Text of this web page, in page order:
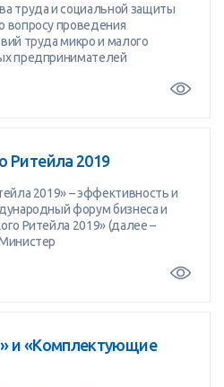
труда и социальной защиты
вопросу проведения
труда микро и малого
предпринимателей
Ритейла 2019
2019» – эффективность и
форум бизнеса и
Ритейла 2019» (далее –
и «Комплектующие